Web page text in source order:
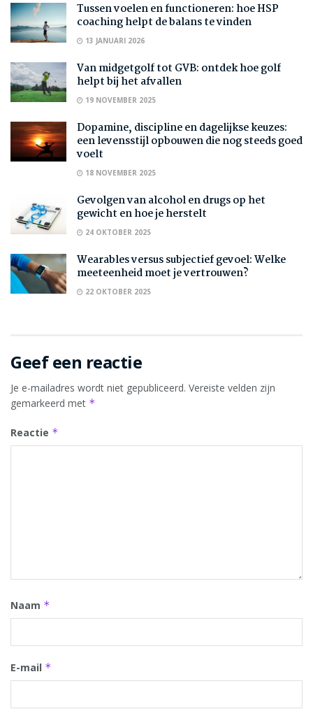
Tussen voelen en functioneren: hoe HSP
coaching helpt de balans te vinden
13 JANUARI 2026
Van midgetgolf tot GVB: ontdek hoe golf
helpt bij het afvallen
19 NOVEMBER 2025
Dopamine, discipline en dagelijkse keuzes:
een levensstijl opbouwen die nog steeds goed
voelt
18 NOVEMBER 2025
Gevolgen van alcohol en drugs op het
gewicht en hoe je herstelt
24 OKTOBER 2025
Wearables versus subjectief gevoel: Welke
meeteenheid moet je vertrouwen?
22 OKTOBER 2025
Geef een reactie
Je e-mailadres wordt niet gepubliceerd. Vereiste velden zijn
gemarkeerd met *
Reactie *
Naam *
E-mail *